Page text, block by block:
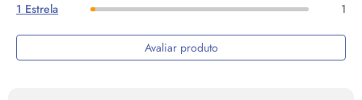
1 Estrela
1
Avaliar produto